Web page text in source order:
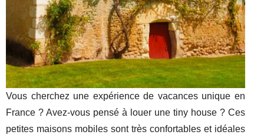
Vous cherchez une expérience de vacances unique en
France ? Avez-vous pensé à louer une tiny house ? Ces
petites maisons mobiles sont très confortables et idéales